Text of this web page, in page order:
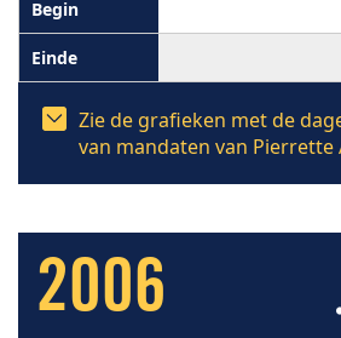
Zie de grafieken met de
van mandaten van Pierrette
2006